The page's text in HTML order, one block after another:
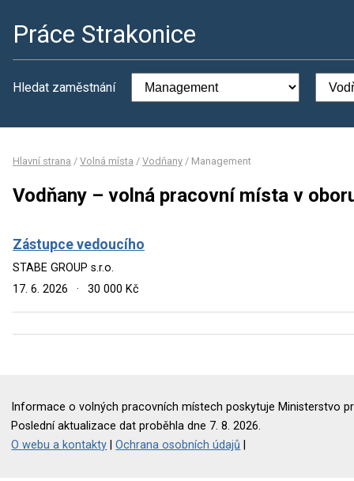
Práce Strakonice
Hledat zaměstnání
Hlavní strana / Volná místa / Vodňany / Management
Vodňany – volná pracovní místa v
Zástupce vedoucího
STABE GROUP s.r.o.
17. 6. 2026
· 30 000 Kč
Informace o volných pracovních místech poskytuje Ministerstvo
Poslední aktualizace dat proběhla dne 7. 8. 2026.
O webu a kontakty |Ochrana osobních údajů